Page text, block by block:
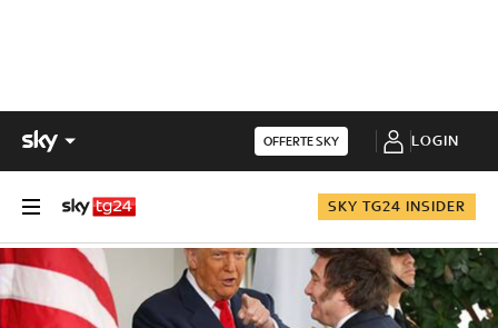
OFFERTE SKY LOGIN
SKY TG24 INSIDER